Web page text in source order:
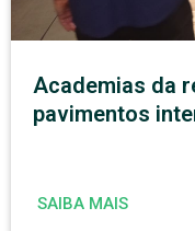
Academias da
pavimentos
SAIBA MAIS